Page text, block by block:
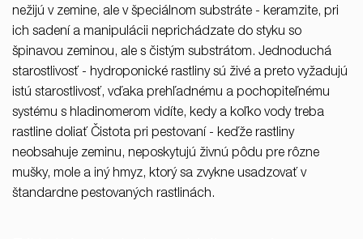
nežijú v zemine, ale v špeciálnom substráte - keramzite, pri
ich sadení a manipulácii neprichádzate do styku so
špinavou zeminou, ale s čistým substrátom. Jednoduchá
starostlivosť - hydroponické rastliny sú živé a preto vyžadujú
istú starostlivosť, vďaka prehľadnému a pochopiteľnému
systému s hladinomerom vidíte, kedy a koľko vody treba
rastline doliať Čistota pri pestovaní - keďže rastliny
neobsahuje zeminu, neposkytujú živnú pôdu pre rôzne
mušky, mole a iný hmyz, ktorý sa zvykne usadzovať v
štandardne pestovaných rastlinách.